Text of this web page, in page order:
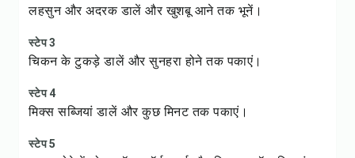
लहसुन और अदरक डालें और खुशबू आने तक भूनें।
स्टेप 3
चिकन के टुकड़े डालें और सुनहरा होने तक पकाएं।
स्टेप 4
मिक्स सब्जियां डालें और कुछ मिनट तक पकाएं।
स्टेप 5